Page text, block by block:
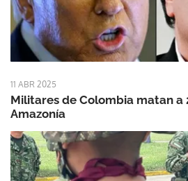
11 ABR 2025
Militares de Colombia matan
Amazonía